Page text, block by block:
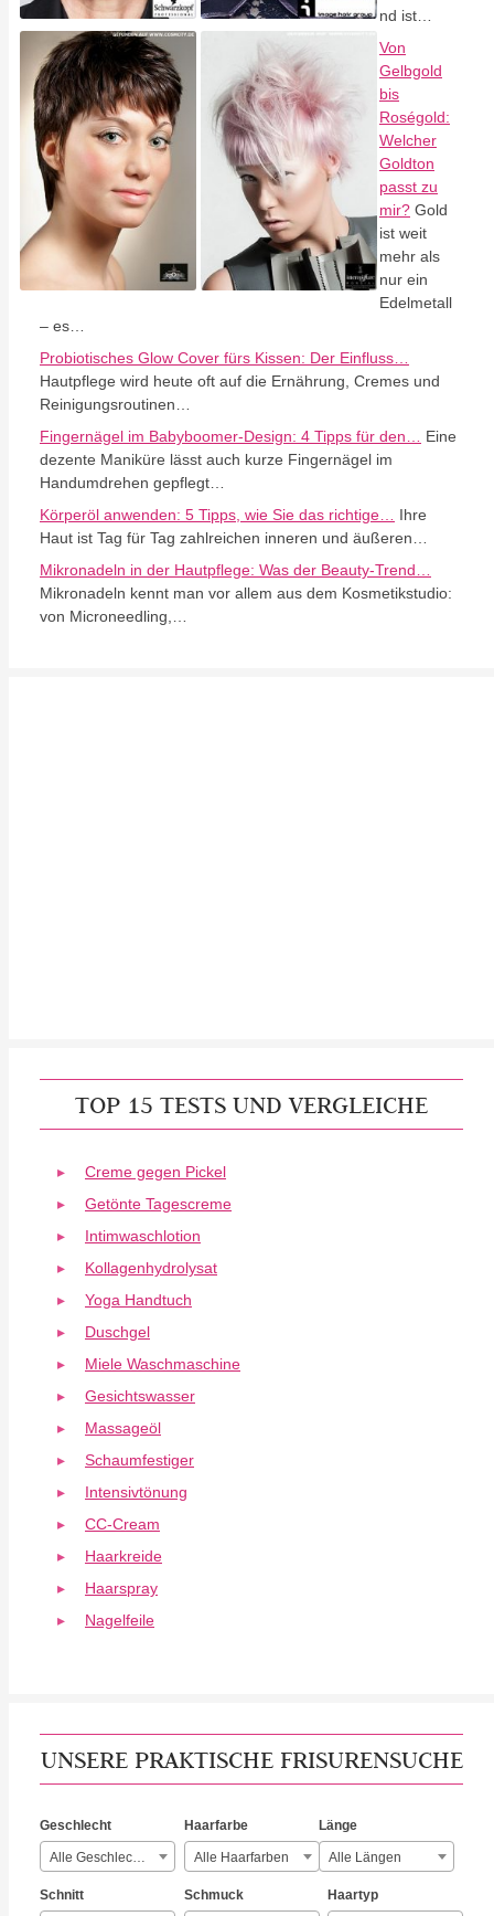
nd ist…
Von
Gelbgold
bis
Roségold:
Welcher
Goldton
passt zu
mir? Gold
ist weit
mehr als
nur ein
Edelmetall
– es…
Probiotisches Glow Cover fürs Kissen: Der Einfluss…
Hautpflege wird heute oft auf die Ernährung, Cremes und
Reinigungsroutinen…
Fingernägel im Babyboomer-Design: 4 Tipps für den…
Eine
dezente Maniküre lässt auch kurze Fingernägel im
Handumdrehen gepflegt…
Körperöl anwenden: 5 Tipps, wie Sie das richtige…
Ihre
Haut ist Tag für Tag zahlreichen inneren und äußeren…
Mikronadeln in der Hautpflege: Was der Beauty-Trend…
Mikronadeln kennt man vor allem aus dem Kosmetikstudio:
von Microneedling,…
TOP 15 TESTS UND VERGLEICHE
Creme gegen Pickel
Getönte Tagescreme
Intimwaschlotion
Kollagenhydrolysat
Yoga Handtuch
Duschgel
Miele Waschmaschine
Gesichtswasser
Massageöl
Schaumfestiger
Intensivtönung
CC-Cream
Haarkreide
Haarspray
Nagelfeile
UNSERE PRAKTISCHE FRISURENSUCHE
Geschlecht
Alle Geschlechter
Haarfarbe
Alle Haarfarben
Länge
Alle Längen
Schnitt Schmuck Haartyp